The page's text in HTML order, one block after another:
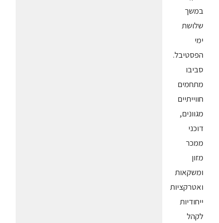
במשך
שלושת
ימי
הפסטיבל.
סביבו
מתחמים
חווייתיים
מגוונים,
דוכני
ממכר
מזון
ומשקאות
ואטרקציות
ייחודיות
לקהל